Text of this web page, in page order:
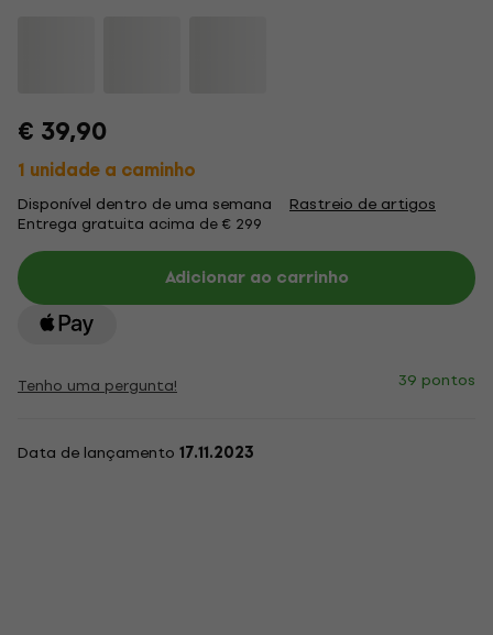
€ 39,90
1 unidade a caminho
Disponível dentro de uma semana Rastreio de artigos
Entrega gratuita acima de € 299
Adicionar ao carrinho
Tenho uma pergunta! 39 pontos
Data de lançamento 17.11.2023